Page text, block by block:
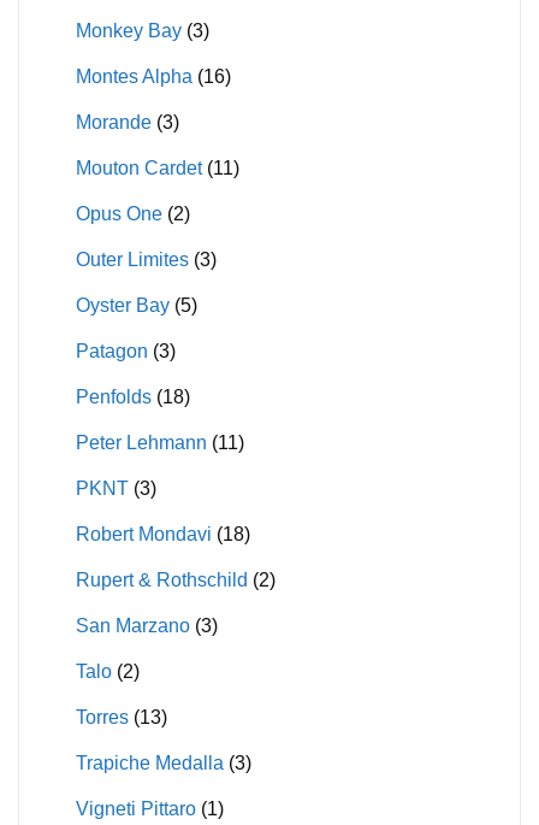
Monkey Bay (3)
Montes Alpha (16)
Morande (3)
Mouton Cardet (11)
Opus One (2)
Outer Limites (3)
Oyster Bay (5)
Patagon (3)
Penfolds (18)
Peter Lehmann (11)
PKNT (3)
Robert Mondavi (18)
Rupert & Rothschild (2)
San Marzano (3)
Talo (2)
Torres (13)
Trapiche Medalla (3)
Vigneti Pittaro (1)